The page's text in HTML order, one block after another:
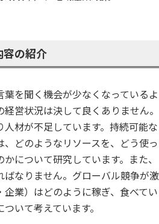
容の紹介
を聞く機会が少なくなっているよ
営状況は決して良くありません。
材が不足しています。持続可能な
どのようなリソースを、どう使っ
について研究しています。また、
なりません。グローバル競争が激
業）はどのように稼ぎ、食べてい
いて考えています。